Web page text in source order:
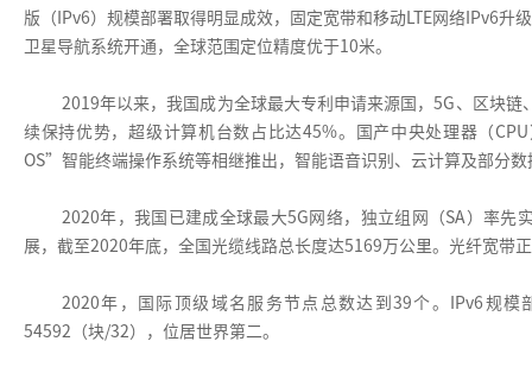
版（IPv6）规模部署取得明显成效，固定宽带和移动LTE网络IPv6
卫星导航系统开通，全球范围定位精度优于10米。
2019年以来，我国成为全球最大专利申请来源国，5G、区块
续保持优势，超级计算机台数占比达45%。国产中央处理器（
OS”智能终端操作系统等相继推出，智能语音识别、云计算及部分
2020年，我国已建成全球最大5G网络，独立组网（SA）率先
展，截至2020年底，全国光缆线路总长度达5169万公里。光纤宽带
2020年，国际顶级域名服务节点总数达到39个。IPv6规
54592（块/32），位居世界第二。